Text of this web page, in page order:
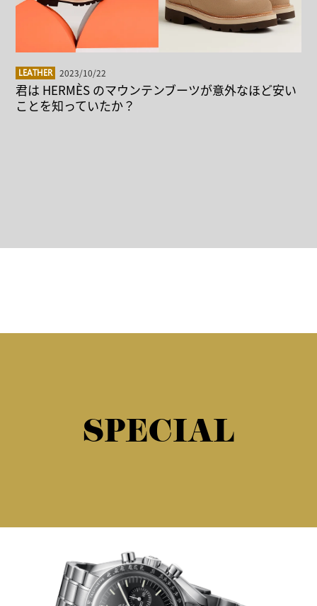
LEATHER 2023/10/22
君は HERMÈS のマウンテンブーツが意外なほど安い
ことを知っていたか？
SPECIAL